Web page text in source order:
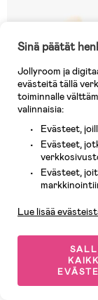
(0)
Seikkailusetti
Ovh: 49,90 €
Sinä päätät
Jollyroom ja
evästeitä tällä
toiminnalle
valinnaisia:
Evästeet,
Evästeet,
Evästeet,
Lue lisää